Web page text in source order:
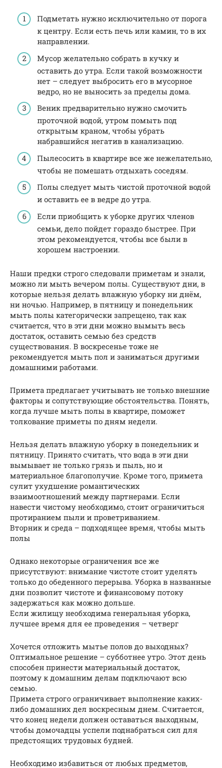
Подметать нужно исключительно от порога
к центру. Если есть печь или камин, то в их
направлении.
Мусор желательно собрать в кучку и
оставить до утра. Если такой возможности
нет – следует выбросить его в мусорное
ведро, но не выносить за пределы дома.
Веник предварительно нужно смочить
проточной водой, утром помыть под
открытым краном, чтобы убрать
набравшийся негатив в канализацию.
Пылесосить в квартире все же нежелательно,
чтобы не помешать отдыхать соседям.
Полы следует мыть чистой проточной водой
и оставить ее в ведре до утра.
Если приобщить к уборке других членов
семьи, дело пойдет гораздо быстрее. При
этом рекомендуется, чтобы все были в
хорошем настроении.
Наши предки строго следовали приметам и знали,
можно ли мыть вечером полы. Существуют дни, в
которые нельзя делать влажную уборку ни днём,
ни ночью. Например, в пятницу и понедельник
мыть полы категорически запрещено, так как
считается, что в эти дни можно вымыть весь
достаток, оставить семью без средств
существования. В воскресенье тоже не
рекомендуется мыть пол и заниматься другими
домашними работами.
Примета предлагает учитывать не только внешние
факторы и сопутствующие обстоятельства. Понять,
когда лучше мыть полы в квартире, поможет
толкование приметы по дням недели.
Нельзя делать влажную уборку в понедельник и
пятницу. Принято считать, что вода в эти дни
вымывает не только грязь и пыль, но и
материальное благополучие. Кроме того, примета
сулит ухудшение романтических
взаимоотношений между партнерами. Если
навести чистому необходимо, стоит ограничиться
протиранием пыли и проветриванием.
Вторник и среда – подходящее время, чтобы мыть
полы
Однако некоторые ограничения все же
присутствуют: внимание чистоте стоит уделять
только до обеденного перерыва. Уборка в названные
дни позволит чистоте и финансовому потоку
задержаться как можно дольше.
Если жилищу необходима генеральная уборка,
лучшее время для ее проведения – четверг
Хочется отложить мытье полов до выходных?
Оптимальное решение – субботнее утро. Этот день
способен принести материальный достаток,
поэтому к домашним делам подключают всю
семью.
Примета строго ограничивает выполнение каких-
либо домашних дел воскресным днем. Считается,
что конец недели должен оставаться выходным,
чтобы домочадцы успели поднабраться сил для
предстоящих трудовых будней.
Необходимо избавиться от любых предметов,